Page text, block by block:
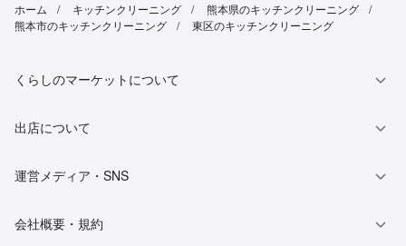
ホーム キッチンクリーニング
熊本県のキッチンクリーニング
熊本市のキッチンクリーニング
東区のキッチンクリーニング
くらしのマーケットについて
出店について
運営メディア・SNS
会社概要・規約